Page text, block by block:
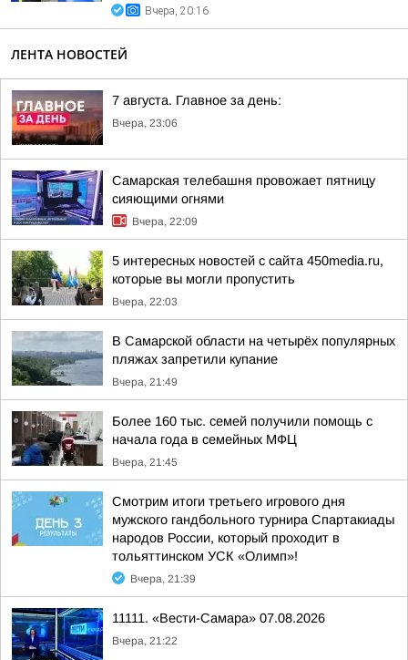
Вчера, 20:16
ЛЕНТА НОВОСТЕЙ
7 августа. Главное за день:
Вчера, 23:06
Самарская телебашня провожает пятницу
сияющими огнями
Вчера, 22:09
5 интересных новостей с сайта 450media.ru,
которые вы могли пропустить
Вчера, 22:03
В Самарской области на четырёх популярных
пляжах запретили купание
Вчера, 21:49
Более 160 тыс. семей получили помощь с
начала года в семейных МФЦ
Вчера, 21:45
Смотрим итоги третьего игрового дня
мужского гандбольного турнира Спартакиады
народов России, который проходит в
тольяттинском УСК «Олимп»!
Вчера, 21:39
11111. «Вести-Самара» 07.08.2026
Вчера, 21:22